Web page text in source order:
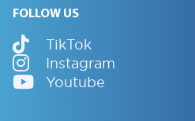
FOLLOW US
TikTok
Instagram
Youtube